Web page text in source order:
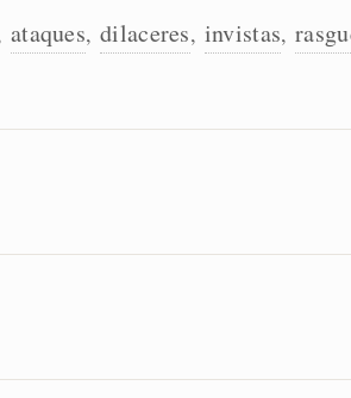
ataques, dilaceres, invistas,